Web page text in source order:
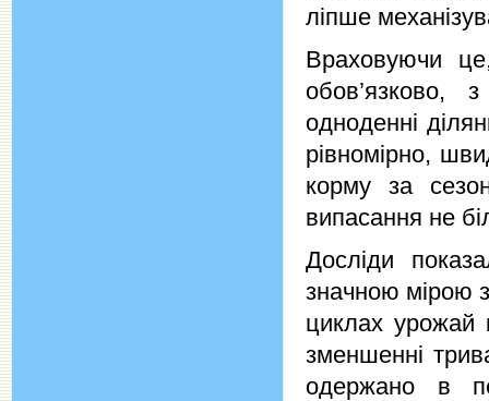
ліпше
Враховуючи
обов’язково,
одноденні
рівномірно,
корму за
випасання не
Досліди
значною мірою
циклах урожай
зменшенні
одержано в